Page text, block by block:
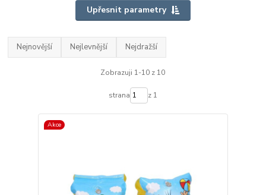
Upřesnit parametry
Nejnovější Nejlevnější Nejdražší
Zobrazuji 1-10 z 10
strana z 1
Akce